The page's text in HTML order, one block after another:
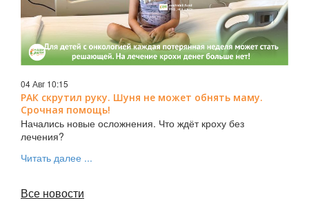
04 Авг 10:15
РАК скрутил руку. Шуня не может обнять маму.
Срочная помощь!
Начались новые осложнения. Что ждёт кроху без
лечения?
Читать далее ...
Все новости